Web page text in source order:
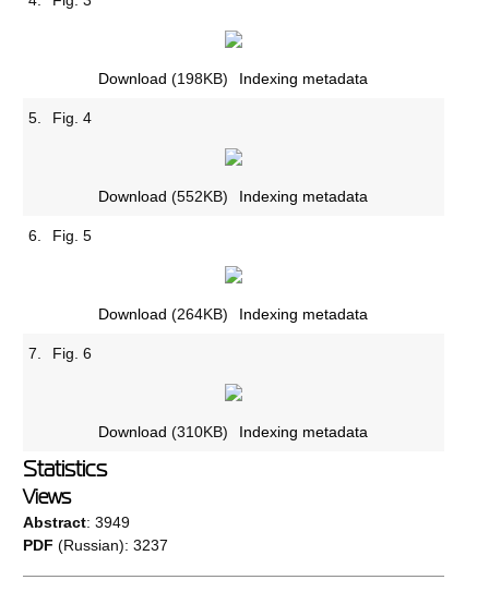
Download (198KB) Indexing metadata
5. Fig. 4
Download (552KB) Indexing metadata
6. Fig. 5
Download (264KB) Indexing metadata
7. Fig. 6
Download (310KB) Indexing metadata
Statistics
Views
Abstract: 3949
PDF (Russian): 3237